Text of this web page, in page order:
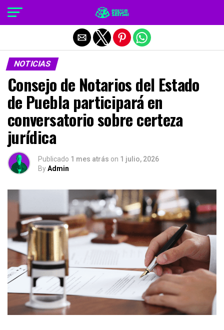
NOTICIAS
Consejo de Notarios del Estado
de Puebla participará en
conversatorio sobre certeza
jurídica
Publicado 1 mes atrás on 1 julio, 2026
ByAdmin
Salir de la versión móvil